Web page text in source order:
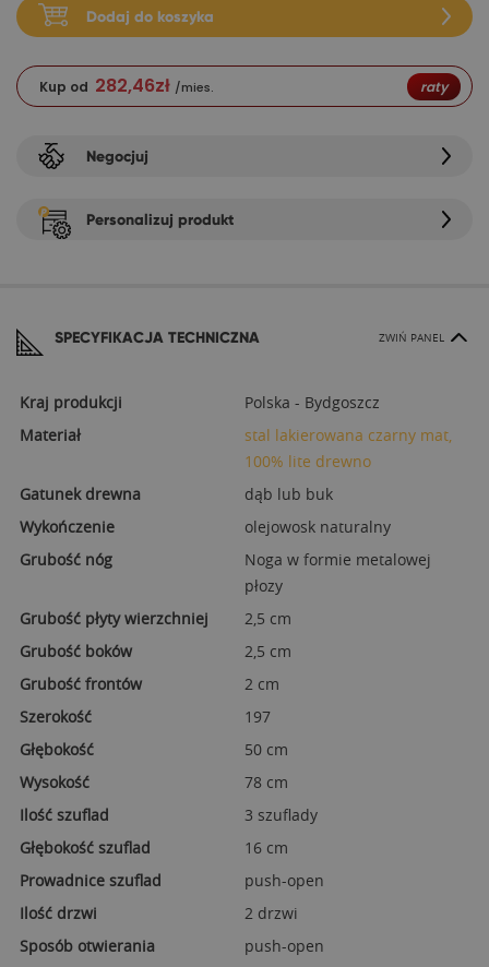
Dodaj do koszyka
Kup od 282,46zł /mies. raty
Negocjuj
Personalizuj produkt
SPECYFIKACJA TECHNICZNA ZWIŃ PANEL
Kraj produkcji
Polska - Bydgoszcz
Materiał
stal lakierowana czarny mat,
100% lite drewno
Gatunek drewna
dąb lub buk
Wykończenie
olejowosk naturalny
Grubość nóg
Noga w formie metalowej
płozy
Grubość płyty wierzchniej
2,5 cm
Grubość boków
2,5 cm
Grubość frontów
2 cm
Szerokość
197
Głębokość
50 cm
Wysokość
78 cm
Ilość szuflad
3 szuflady
Głębokość szuflad
16 cm
Prowadnice szuflad
push-open
Ilość drzwi
2 drzwi
Sposób otwierania
push-open